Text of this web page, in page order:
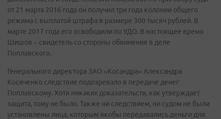
от 21 марта 2016 года он получил три года колонии общего
режима с выплатой штрафа в размере 300 тысяч рублей. В
марте 2017 года его освободили по УДО. В настоящее время
Шишов – свидетель со стороны обвинения в деле
Поплавского.
Генерального директора ЗАО «Косандра» Александра
Косяченко следствие подозревало в передаче денег
Поплавскому. Хотя никаких доказательств, как утверждает
защита, тому не было. Также ни следствием, ни судом не были
установлены лица, которым якобы передавались деньги для